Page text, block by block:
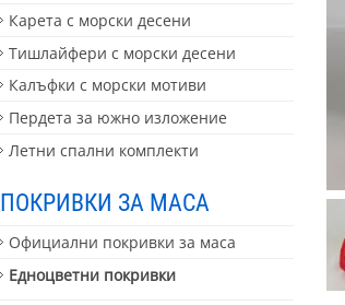
Карета с морски десени
Тишлайфери с морски десени
Калъфки с морски мотиви
Пердета за южно изложение
Летни спални комплекти
ПОКРИВКИ ЗА МАСА
Официални покривки за маса
Едноцветни покривки